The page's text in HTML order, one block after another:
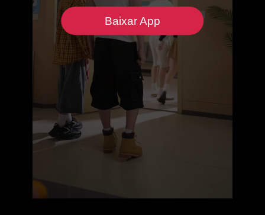
Baixar App